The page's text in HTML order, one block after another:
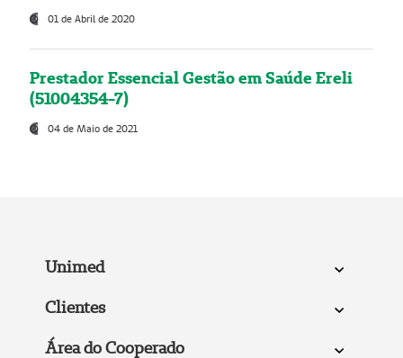
01 de Abril de 2020
Prestador Essencial Gestão em Saúde Ereli
(51004354-7)
04 de Maio de 2021
Unimed
Clientes
Área do Cooperado